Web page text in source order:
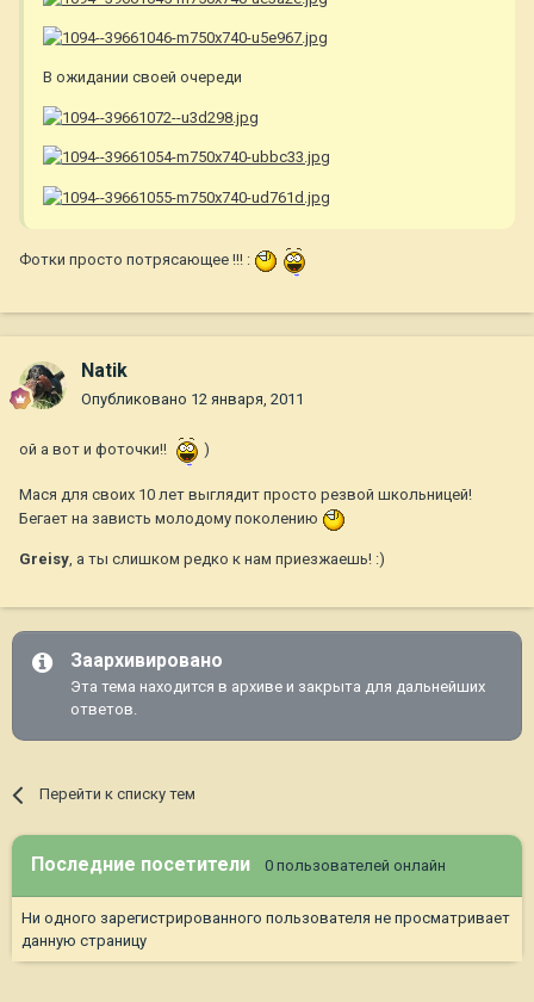
В ожидании своей очереди
Фотки просто потрясающее !!! :
Natik
Опубликовано 12 января, 2011
ой а вот и фоточки!! )
Мася для своих 10 лет выглядит просто резвой школьницей!
Бегает на зависть молодому поколению
Greisy , а ты слишком редко к нам приезжаешь! :)
Заархивировано
Эта тема находится в архиве и закрыта для дальнейших
ответов.
Перейти к списку тем
Последние посетители 0 пользователей онлайн
Ни одного зарегистрированного пользователя не просматривает
данную страницу